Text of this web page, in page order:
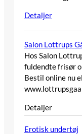
Detaljer
Salon Lottrups
Hos Salon
fuldendte frisør
Bestil online nu
Detaljer
Erotisk undertøj